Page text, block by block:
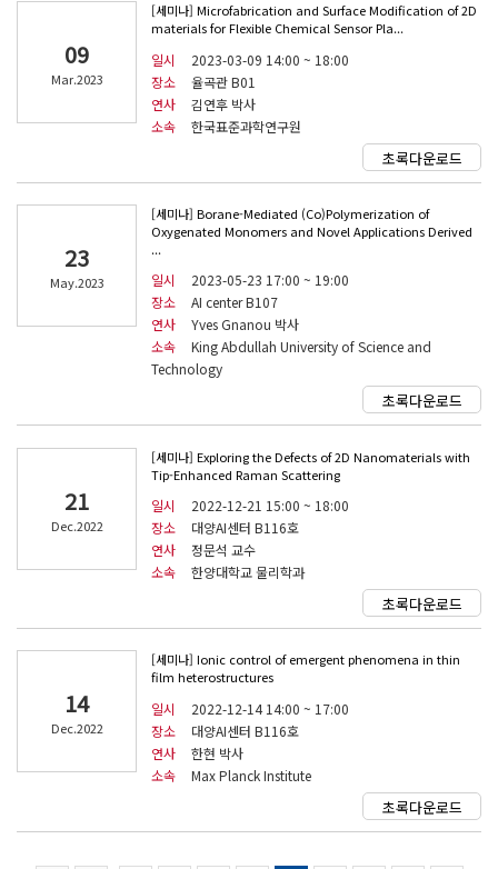
09
Mar.2023
[세미나] Microfabrication and Surface Modification of 2D
materials for Flexible Chemical Sensor Pla...
일시
2023-03-09 14:00 ~ 18:00
장소
율곡관 B01
연사
김연후 박사
소속
한국표준과학연구원
초록다운로드
23
May.2023
[세미나] Borane-Mediated (Co)Polymerization of
Oxygenated Monomers and Novel Applications Derived
...
일시
2023-05-23 17:00 ~ 19:00
장소
AI center B107
연사
Yves Gnanou 박사
소속
King Abdullah University of Science and
Technology
초록다운로드
21
Dec.2022
[세미나] Exploring the Defects of 2D Nanomaterials with
Tip-Enhanced Raman Scattering
일시
2022-12-21 15:00 ~ 18:00
장소
대양AI센터 B116호
연사
정문석 교수
소속
한양대학교 물리학과
초록다운로드
14
Dec.2022
[세미나] Ionic control of emergent phenomena in thin
film heterostructures
일시
2022-12-14 14:00 ~ 17:00
장소
대양AI센터 B116호
연사
한현 박사
소속
Max Planck Institute
초록다운로드